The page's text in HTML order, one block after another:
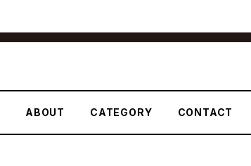
ABOUT CATEGORY CONTACT